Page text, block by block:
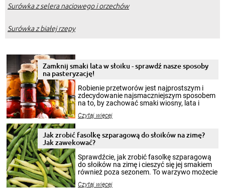
Surówka z selera naciowego i orzechów
Surówka z białej rzepy
Zamknij smaki lata w słoiku - sprawdź nasze sposoby
na pasteryzację!
Robienie przetworów jest najprostszym i
zdecydowanie najsmaczniejszym sposobem
na to, by zachować smaki wiosny, lata i
krajobrazów, by cieszyć nimi oko w sezonie
pełni poczuć atmosferę cieplejszych
miesięcy. Przygotowanie słoików ze
patenty, które pozwolą zachować świeżość
przetworów.
Czytaj więcej
Jak zrobić fasolkę szparagową do słoików na zimę?
Jak zawekować?
Sprawdźcie, jak zrobić fasolkę szparagową
do słoików na zimę i cieszyć się jej smakiem
również poza sezonem. To warzywo możecie
nasze propozycje!
Czytaj więcej